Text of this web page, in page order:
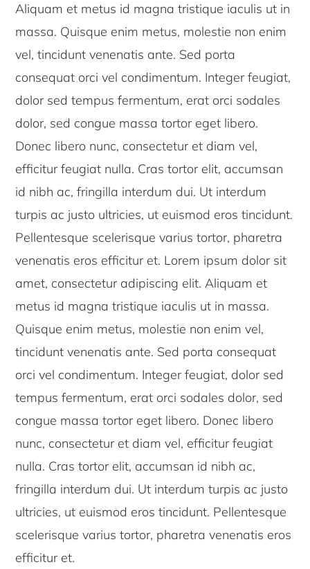
Aliquam et metus id magna tristique iaculis ut in
massa. Quisque enim metus, molestie non enim
vel, tincidunt venenatis ante. Sed porta
consequat orci vel condimentum. Integer feugiat,
dolor sed tempus fermentum, erat orci sodales
dolor, sed congue massa tortor eget libero.
Donec libero nunc, consectetur et diam vel,
efficitur feugiat nulla. Cras tortor elit, accumsan
id nibh ac, fringilla interdum dui. Ut interdum
turpis ac justo ultricies, ut euismod eros tincidunt.
Pellentesque scelerisque varius tortor, pharetra
venenatis eros efficitur et. Lorem ipsum dolor sit
amet, consectetur adipiscing elit. Aliquam et
metus id magna tristique iaculis ut in massa.
Quisque enim metus, molestie non enim vel,
tincidunt venenatis ante. Sed porta consequat
orci vel condimentum. Integer feugiat, dolor sed
tempus fermentum, erat orci sodales dolor, sed
congue massa tortor eget libero. Donec libero
nunc, consectetur et diam vel, efficitur feugiat
nulla. Cras tortor elit, accumsan id nibh ac,
fringilla interdum dui. Ut interdum turpis ac justo
ultricies, ut euismod eros tincidunt. Pellentesque
scelerisque varius tortor, pharetra venenatis eros
efficitur et.